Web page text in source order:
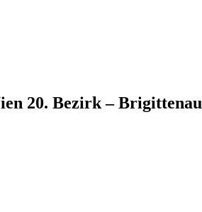
20. Bezirk – Brigittenau